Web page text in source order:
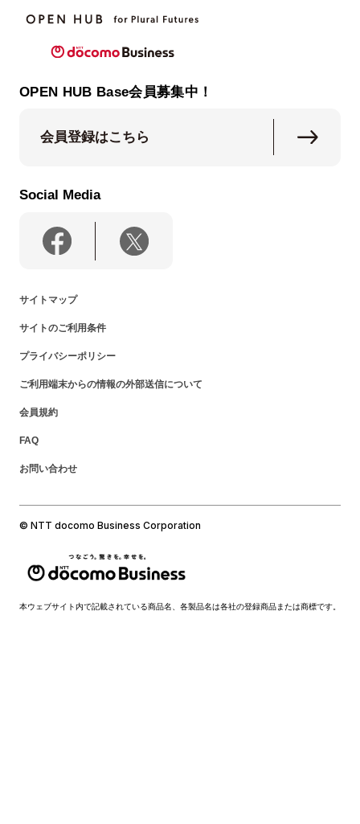
OPEN HUB Base会員募集中！
会員登録はこちら
Social Media
サイトマップ
サイトのご利用条件
プライバシーポリシー
ご利用端末からの情報の外部送信について
会員規約
FAQ
お問い合わせ
© NTT docomo Business Corporation
本ウェブサイト内で記載されている商品名、各製品名は各社の登録商品または商標です。